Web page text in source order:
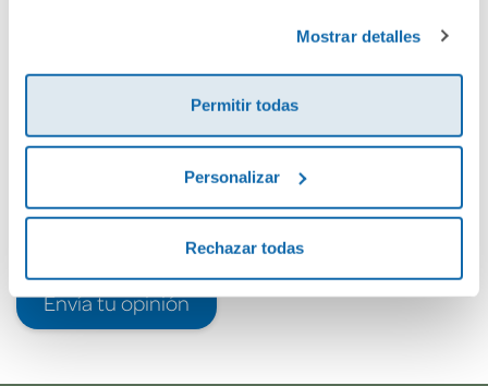
Mostrar detalles
Permitir todas
Personalizar
Rechazar todas
Debes iniciar sesión para poder valorarlo
Envía tu opinión